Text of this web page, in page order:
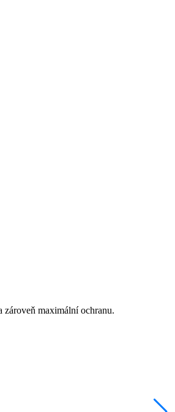
maximální ochranu.